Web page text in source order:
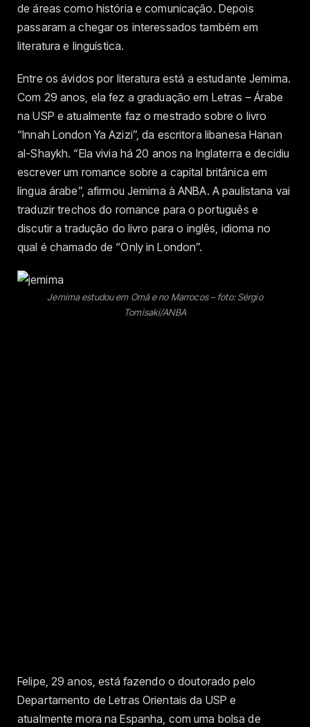
de áreas como história e comunicação. Depois
passaram a chegar os interessados também em
literatura e linguística.
Entre os ávidos por literatura está a estudante Jemima.
Com 29 anos, ela fez a graduação em Letras – Árabe
na USP e atualmente faz o mestrado sobre o livro
“Innah London Ya Azizi”, da escritora libanesa Hanan
al-Shaykh. “Ela vivia há 20 anos na Inglaterra e decidiu
escrever um romance sobre a capital britânica em
língua árabe”, afirmou Jemima à ANBA. A paulistana vai
traduzir trechos do romance para o português e
discutir a tradução do livro para o inglês, idioma no
qual é chamado de “Only in London”.
Jemima estudou em Omã e no Marrocos – foto: Sérgio
Tomisaki/ANBA
Felipe, 29 anos, está fazendo o doutorado pelo
Departamento de Letras Orientais da USP e
atualmente mora na Espanha, com uma bolsa de